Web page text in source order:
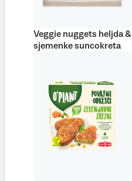
Veggie nuggets heljda &
sjemenke suncokreta